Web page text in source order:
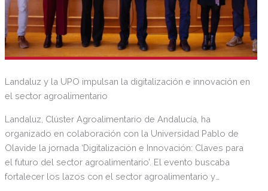
Landaluz y la UPO impulsan la digitalización e innovación en
el sector agroalimentario
Landaluz, Clúster Agroalimentario de Andalucía, ha
organizado en colaboración con la Universidad Pablo de
Olavide la jornada ‘Digitalización e Innovación: Claves para
el futuro del sector agroalimentario’. El evento buscaba
fortalecer los lazos con el sector agroalimentario y